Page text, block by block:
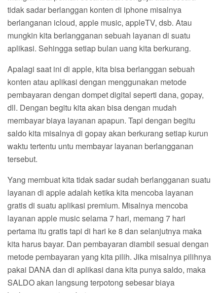
tidak sadar berlanggan konten di iphone misalnya
berlanganan icloud, apple music, appleTV, dsb. Atau
mungkin kita berlangganan sebuah layanan di suatu
aplikasi. Sehingga setiap bulan uang kita berkurang.
Apalagi saat ini di apple, kita bisa berlanggan sebuah
konten atau aplikasi dengan menggunakan metode
pembayaran dengan dompet digital seperti dana, gopay,
dll. Dengan begitu kita akan bisa dengan mudah
membayar biaya layanan apapun. Tapi dengan begitu
saldo kita misalnya di gopay akan berkurang setiap kurun
waktu tertentu untu membayar layanan berlangganan
tersebut.
Yang membuat kita tidak sadar sudah berlangganan suatu
layanan di apple adalah ketika kita mencoba layanan
gratis di suatu aplikasi premium. Misalnya mencoba
layanan apple music selama 7 hari, memang 7 hari
pertama itu gratis tapi di hari ke 8 dan selanjutnya maka
kita harus bayar. Dan pembayaran diambil sesuai dengan
metode pembayaran yang kita pilih. Jika misalnya pilihnya
pakai DANA dan di aplikasi dana kita punya saldo, maka
SALDO akan langsung terpotong sebesar biaya